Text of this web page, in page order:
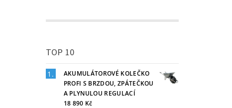
TOP 10
AKUMULÁTOROVÉ KOLEČKO
PROFI S BRZDOU, ZPÁTEČKOU
A PLYNULOU REGULACÍ
18 890 Kč